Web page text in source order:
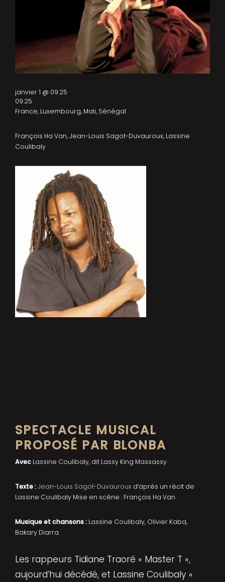
SPECTACLE MUSICAL
PROPOSÉ PAR BLONBA
Avec Lassine Coulibaly, dit Lassy King Massassy
Texte :Jean-Louis Sagot-Duvauroux d’après un récit de
Lassine Coulibaly Mise en scène : François Ha Van
Musique et chansons : Lassine Coulibaly, Olivier Kaba,
Bakary Diarra.
Les rappeurs Tidiane Traoré « Master T »,
aujourd’hui décédé, et Lassine Coulibaly «
janvier 1 @ 09:25
09:25
France, Luxembourg, Mali, Sénégal
François Ha Van, Jean-Louis Sagot-Duvauroux, Lassine
Coulibaly